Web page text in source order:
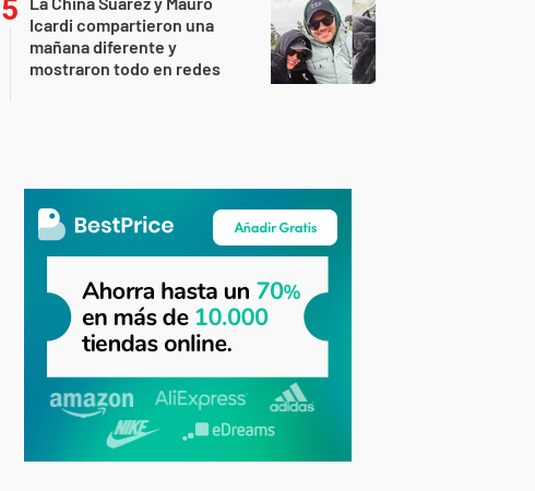
Icardi compartieron una
mañana diferente y
mostraron todo en redes